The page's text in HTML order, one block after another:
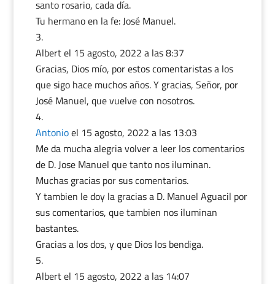
santo rosario, cada día.
Tu hermano en la fe: José Manuel.
Albertel 15 agosto, 2022 a las 8:37
Gracias, Dios mío, por estos comentaristas a los
que sigo hace muchos años. Y gracias, Señor, por
José Manuel, que vuelve con nosotros.
Antonioel 15 agosto, 2022 a las 13:03
Me da mucha alegria volver a leer los comentarios
de D. Jose Manuel que tanto nos iluminan.
Muchas gracias por sus comentarios.
Y tambien le doy la gracias a D. Manuel Aguacil por
sus comentarios, que tambien nos iluminan
bastantes.
Gracias a los dos, y que Dios los bendiga.
Albertel 15 agosto, 2022 a las 14:07